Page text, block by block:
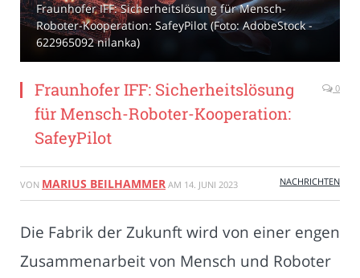
Fraunhofer IFF: Sicherheitslösung für Mensch-
Roboter-Kooperation: SafeyPilot (Foto: AdobeStock -
622965092 nilanka)
Fraunhofer IFF: Sicherheitslösung
für Mensch-Roboter-Kooperation:
SafeyPilot
0
VON MARIUS BEILHAMMER AM 14. JUNI 2023 NACHRICHTEN
Die Fabrik der Zukunft wird von einer engen
Zusammenarbeit von Mensch und Roboter